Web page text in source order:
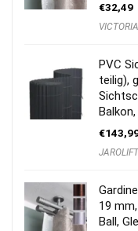
€32,49
PVC
teilig),
€
JAROLIFT
19
Ball,